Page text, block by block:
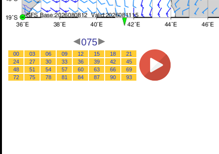
075
00 03 06 09 12 15 18
21
24
27 30 33 36 39 42
45
48
51 54 57 60 63 66
69
72
75 78 81 84 87 90 93